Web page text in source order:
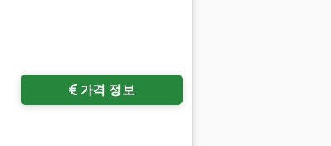
가격 정보